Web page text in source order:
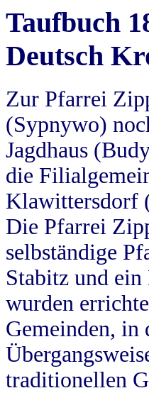
Taufbuch
Deutsch
Zur Pfarrei
(Sypnywo)
Jagdhaus
die
Klawittersdorf
Die Pfarrei
selbständige
Stabitz und
wurden
Gemeinden, in
traditionellen